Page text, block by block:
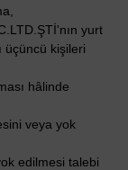
yurt
üçüncü kişileri
hâlinde
veya yok
edilmesi talebi